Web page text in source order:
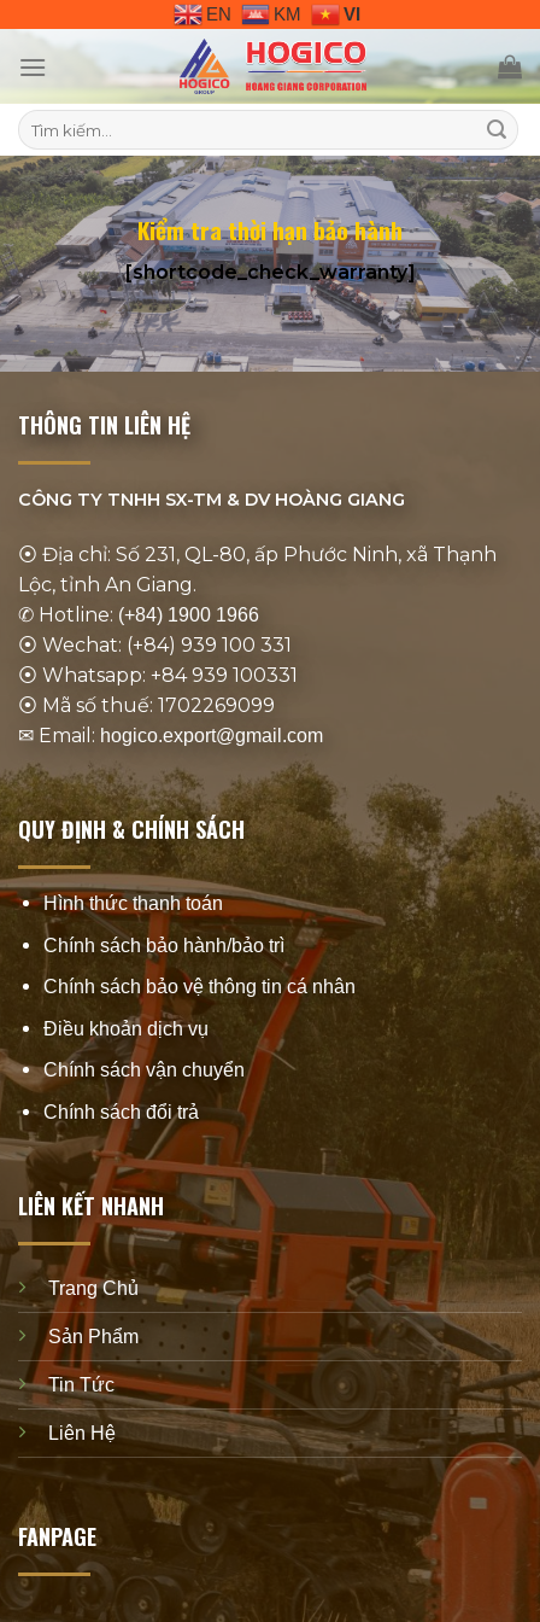
content
EN KM VI
Tìm
kiếm:
Kiểm tra thời hạn bảo hành
[shortcode_check_warranty]
THÔNG TIN LIÊN HỆ
CÔNG TY TNHH SX-TM & DV HOÀNG GIANG
⦿ Địa chỉ: Số 231, QL-80, ấp Phước Ninh, xã Thạnh
Lộc, tỉnh An Giang.
✆ Hotline: (+84) 1900 1966
⦿ Wechat: (+84) 939 100 331
⦿ Whatsapp: +84 939 100331
⦿ Mã số thuế: 1702269099
✉ Email: hogico.export@gmail.com
QUY ĐỊNH & CHÍNH SÁCH
Hình thức thanh toán
Chính sách bảo hành/bảo trì
Chính sách bảo vệ thông tin cá nhân
Điều khoản dịch vụ
Chính sách vận chuyển
Chính sách đổi trả
LIÊN KẾT NHANH
Trang Chủ
Sản Phẩm
Tin Tức
Liên Hệ
FANPAGE